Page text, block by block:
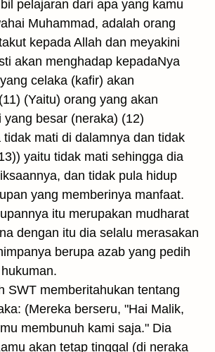
pelajaran dari apa yang kamu
Muhammad, adalah orang
kepada Allah dan meyakini
akan menghadap kepadaNya
celaka (kafir) akan
(Yaitu) orang yang akan
yang besar (neraka) (12)
tidak mati di dalamnya dan tidak
yaitu tidak mati sehingga dia
dan tidak pula hidup
yang memberinya manfaat.
itu merupakan mudharat
dengan itu dia selalu merasakan
berupa azab yang pedih
SWT memberitahukan tentang
(Mereka berseru, "Hai Malik,
membunuh kami saja." Dia
akan tetap tinggal (di neraka